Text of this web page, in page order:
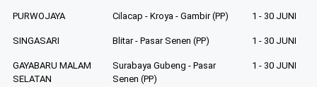
PURWOJAYA Cilacap - Kroya - Gambir (PP) 1 - 30 JUNI
SINGASARI Blitar - Pasar Senen (PP) 1 - 30 JUNI
GAYABARU MALAM
SELATAN
Surabaya Gubeng - Pasar
Senen (PP)
1 - 30 JUNI